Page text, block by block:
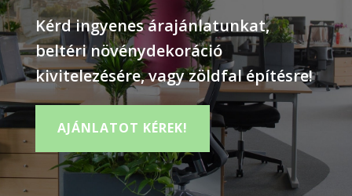
Kérd ingyenes árajánlatunkat,
beltéri növénydekoráció
kivitelezésére, vagy zöldfal építésre!
AJÁNLATOT KÉREK!